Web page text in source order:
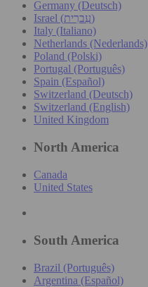
Germany (Deutsch)
Israel (עִברִית)
Italy (Italiano)
Netherlands (Nederlands)
Poland (Polski)
Portugal (Português)
Spain (Español)
Switzerland (Deutsch)
Switzerland (English)
United Kingdom
North America
Canada
United States
South America
Brazil (Português)
Argentina (Español)